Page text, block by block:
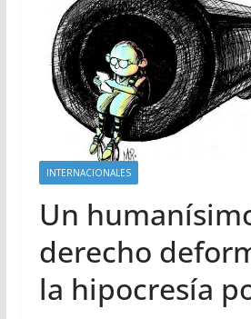
INTERNACIONALES
Un
derecho
la hipocresía